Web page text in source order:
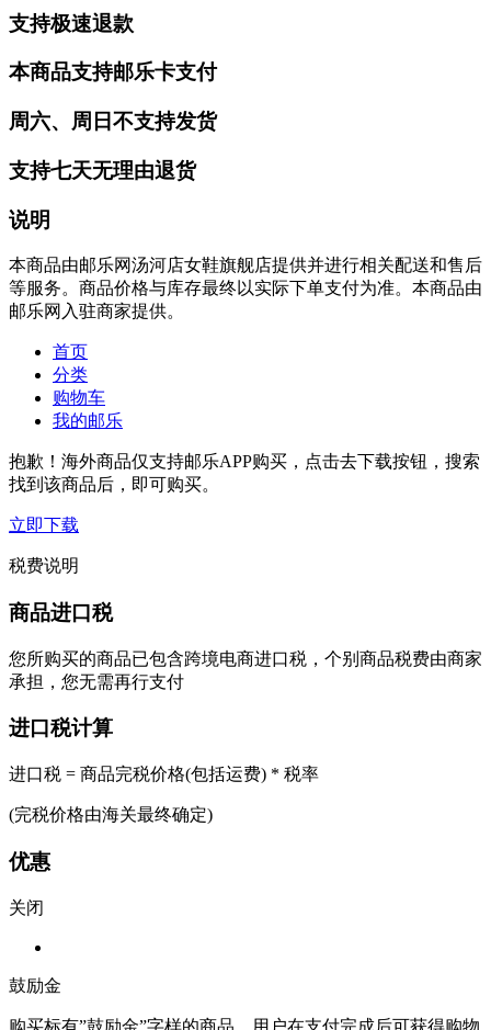
支持极速退款
本商品支持邮乐卡支付
周六、周日不支持发货
支持七天无理由退货
说明
本商品由邮乐网汤河店女鞋旗舰店提供并进行相关配送和售后
等服务。商品价格与库存最终以实际下单支付为准。本商品由
邮乐网入驻商家提供。
首页
分类
购物车
我的邮乐
抱歉！海外商品仅支持邮乐APP购买，点击去下载按钮，搜索
找到该商品后，即可购买。
立即下载
税费说明
商品进口税
您所购买的商品已包含跨境电商进口税，个别商品税费由商家
承担，您无需再行支付
进口税计算
进口税 = 商品完税价格(包括运费) * 税率
(完税价格由海关最终确定)
优惠
关闭
鼓励金
购买标有”鼓励金”字样的商品，用户在支付完成后可获得购物